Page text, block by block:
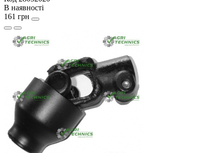
В наявності
161 грн